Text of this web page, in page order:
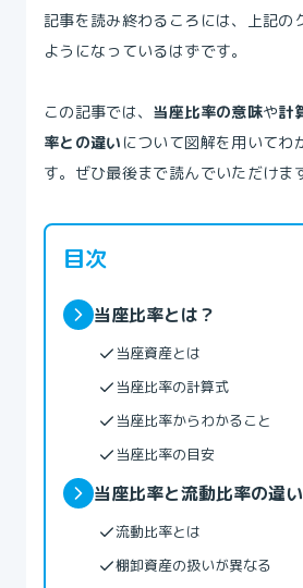
記事を読み終わるころには、上記の
ようになっているはずです。
この記事では、 当座比率の意味や計
率との違い について図解を用いてわ
す。ぜひ最後まで読んでいただけま
目次
当座比率とは？
当座資産とは
当座比率の計算式
当座比率からわかること
当座比率の目安
当座比率と流動比率の違
流動比率とは
棚卸資産の扱いが異なる